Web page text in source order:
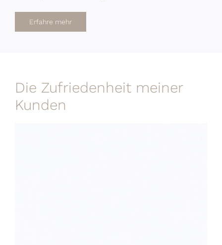
Erfahre mehr
Die Zufriedenheit meiner
Kunden